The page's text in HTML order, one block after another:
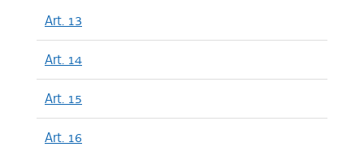
Art. 13
Art. 14
Art. 15
Art. 16